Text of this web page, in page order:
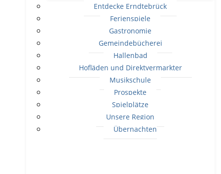
Entdecke Erndtebrück
Ferienspiele
Gastronomie
Gemeindebücherei
Hallenbad
Hofläden und Direktvermarkter
Musikschule
Prospekte
Spielplätze
Unsere Region
Übernachten